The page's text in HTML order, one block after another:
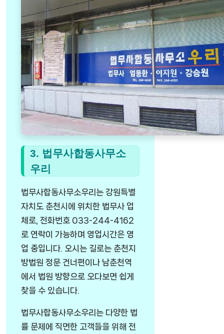
3. 법무사합동사무소
우리
법무사합동사무소우리는 강원특별
자치도 춘천시에 위치한 법무사 업
체로, 전화번호 033-244-4162
로 연락이 가능하며 영업시간은 영
업 중입니다. 오시는 길로는 춘천지
방법원 정문 건너편이나 남춘천역
에서 법원 방향으로 오다보면 쉽게
찾을 수 있습니다.
법무사합동사무소우리는 다양한 법
률 문제에 직면한 고객들을 위해 전